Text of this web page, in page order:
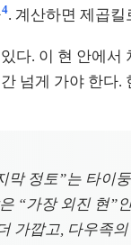
4. 계산하면 제곱
다. 이 현 안에
넘게 가야 한다
막 정토”는 타이
“가장 외진 현”
가깝고, 다우족